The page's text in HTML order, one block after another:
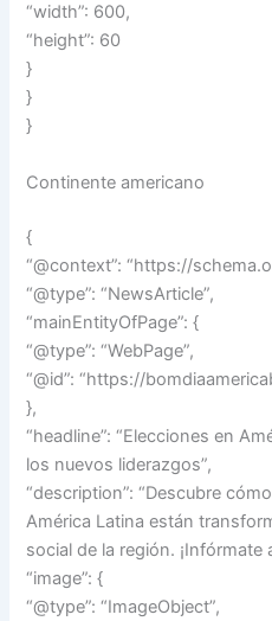
“width”: 600,
“height”: 60
}
}
}
Continente americano
{
“@context”: “https://
“@type”: “NewsArticle”,
“mainEntityOfPage”: {
“@type”: “WebPage”,
“@id”: “https://
},
“headline”: “Elecciones en
los nuevos liderazgos”,
“description”: “Descubre
América Latina están
social de la región. ¡Infórmate
“image”: {
“@type”: “ImageObject”,